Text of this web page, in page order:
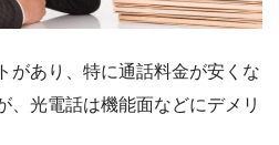
があり、特に通話料金が安くな
、光電話は機能面などにデメリ